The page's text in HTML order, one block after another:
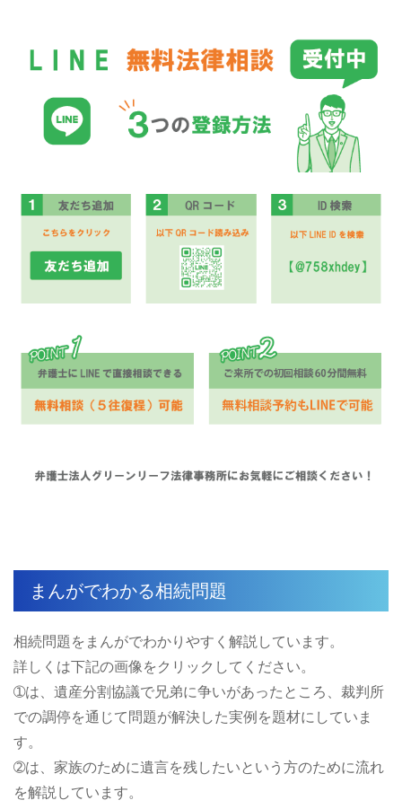
まんがでわかる相続問題
相続問題をまんがでわかりやすく解説しています。
詳しくは下記の画像をクリックしてください。
➀は、遺産分割協議で兄弟に争いがあったところ、裁判所
での調停を通じて問題が解決した実例を題材にしていま
す。
➁は、家族のために遺言を残したいという方のために流れ
を解説しています。